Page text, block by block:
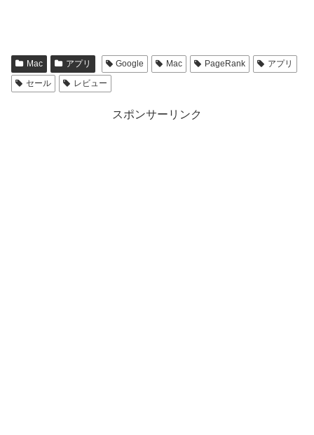
Mac アプリ Google Mac PageRank
アプリ
セール
レビュー
スポンサーリンク